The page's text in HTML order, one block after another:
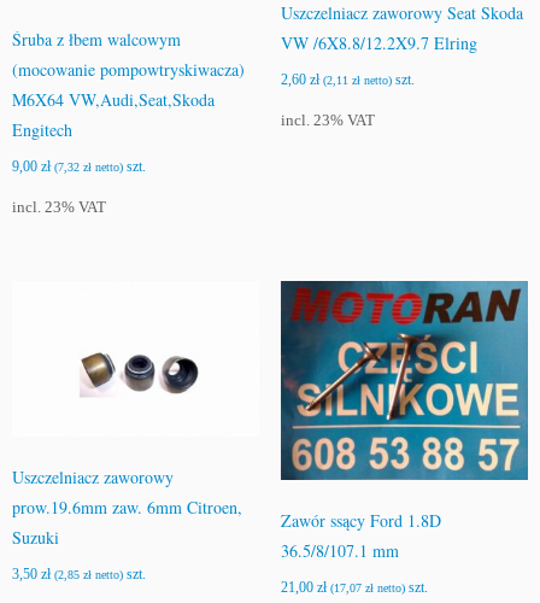
Śruba z łbem walcowym
(mocowanie pompowtryskiwacza)
M6X64 VW,Audi,Seat,Skoda
Engitech
9,00 zł (7,32 zł netto) szt.
incl. 23% VAT
Uszczelniacz zaworowy Seat Skoda
VW /6X8.8/12.2X9.7 Elring
2,60 zł (2,11 złnetto)szt.
incl. 23% VAT
Uszczelniacz zaworowy
prow.19.6mm zaw. 6mm Citroen,
Suzuki
3,50 zł (2,85 zł netto) szt.
Zawór ssący Ford 1.8D
36.5/8/107.1 mm
21,00 zł (17,07 złnetto)szt.